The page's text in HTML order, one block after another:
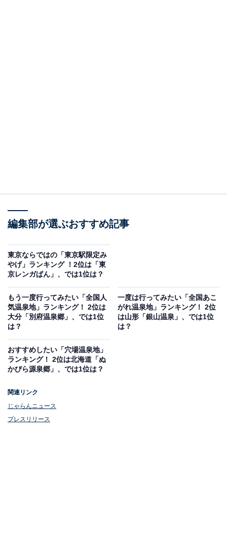
カイガーデン」（神奈川県）
編集部が選ぶおすすめ記事
東京ならではの「東京駅限定み
やげ」ランキング ！2位は「東
京レンガぱん」、では1位は？
もう一度行ってみたい「全国人
気温泉地」ランキング！ 2位は
大分「別府温泉郷」、では1位
は？
一度は行ってみたい「全国あこ
がれ温泉地」ランキング！ 2位
は山形「銀山温泉」、では1位
は？
おすすめしたい「穴場温泉地」
ランキング！ 2位は北海道「ぬ
かびら源泉郷」、では1位は？
関連リンク
じゃらんニュース
プレスリリース